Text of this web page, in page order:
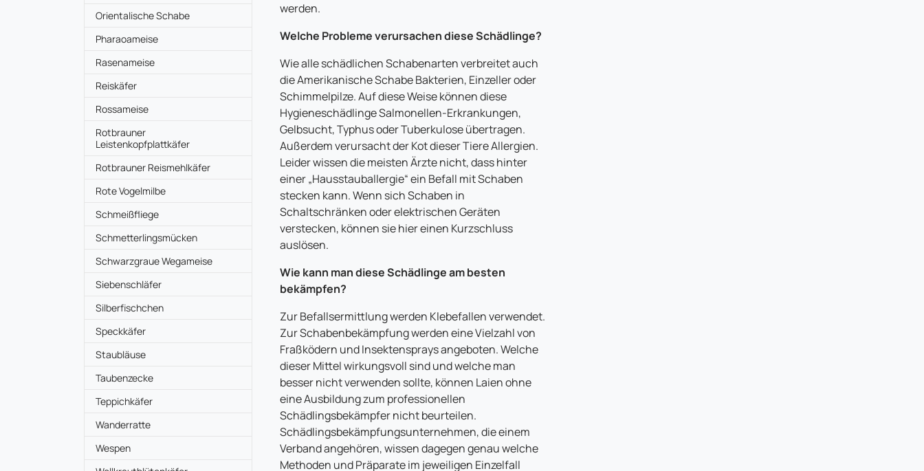
Orientalische Schabe
Pharaoameise
Rasenameise
Reiskäfer
Rossameise
Rotbrauner
Leistenkopfplattkäfer
Rotbrauner Reismehlkäfer
Rote Vogelmilbe
Schmeißfliege
Schmetterlingsmücken
Schwarzgraue Wegameise
Siebenschläfer
Silberfischchen
Speckkäfer
Staubläuse
Taubenzecke
Teppichkäfer
Wanderratte
Wespen
werden.
Welche Probleme verursachen diese Schädlinge?
Wie alle schädlichen Schabenarten verbreitet auch
die Amerikanische Schabe Bakterien, Einzeller oder
Schimmelpilze. Auf diese Weise können diese
Hygieneschädlinge Salmonellen-Erkrankungen,
Gelbsucht, Typhus oder Tuberkulose übertragen.
Außerdem verursacht der Kot dieser Tiere Allergien.
Leider wissen die meisten Ärzte nicht, dass hinter
einer „Hausstauballergie“ ein Befall mit Schaben
stecken kann. Wenn sich Schaben in
Schaltschränken oder elektrischen Geräten
verstecken, können sie hier einen Kurzschluss
auslösen.
Wie kann man diese Schädlinge am besten
bekämpfen?
Zur Befallsermittlung werden Klebefallen verwendet.
Zur Schabenbekämpfung werden eine Vielzahl von
Fraßködern und Insektensprays angeboten. Welche
dieser Mittel wirkungsvoll sind und welche man
besser nicht verwenden sollte, können Laien ohne
eine Ausbildung zum professionellen
Schädlingsbekämpfer nicht beurteilen.
Schädlingsbekämpfungsunternehmen, die einem
Verband angehören, wissen dagegen genau welche
Methoden und Präparate im jeweiligen Einzelfall